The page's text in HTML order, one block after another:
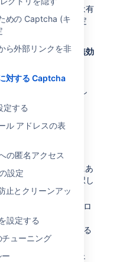
めの Captcha (キ
ら外部リンクを非
対する Captcha
定する
ル アドレスの表
の匿名アクセス
設定
止とクリーンアッ
設定する
ューニング
に対するキャプチャは有
試行回数は 3 回に設定
ャプチャの有効化、無効
[
] を選択し
ら [
にするには、
CAPTCHA
] の横にあ
ェックボックスを選択し
数制限
] の横にあるロ
最大回数を設定しま
り大きい数値を入力する
す。
る
] チェ